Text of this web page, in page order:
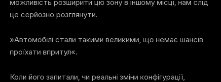
можливість розширити цю зону в іншому місці, нам слід
це серйозно розглянути.
»Автомобілі стали такими великими, що немає шансів
проїхати впритул«.
Коли його запитали, чи реальні зміни конфігурації,